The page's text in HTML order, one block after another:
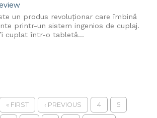
un produs revoluționar care îmbină
printr-un sistem ingenios de cuplaj.
cuplat într-o tabletă...
« FIRST ‹ PREVIOUS 4 5